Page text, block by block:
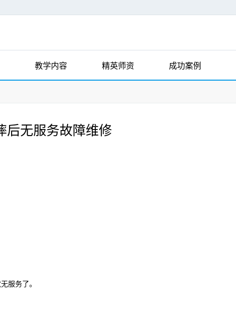
教学内容 精英师资 成功案例
后无服务故障维修
服务了。